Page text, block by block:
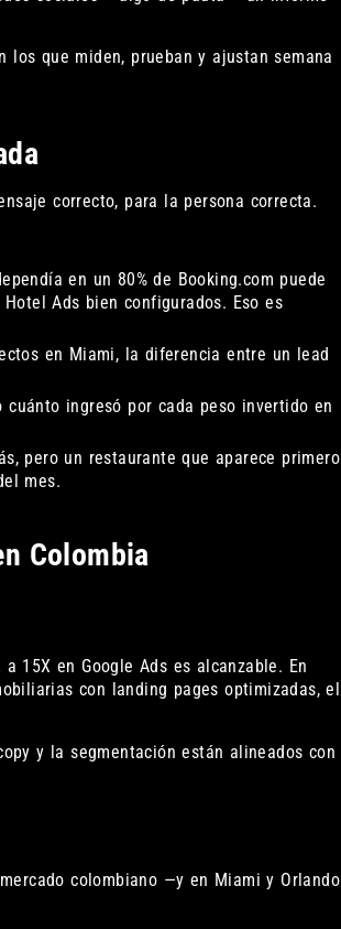
los que miden, prueban y ajustan semana
correcto, para la persona correcta.
en un 80% de Booking.com puede
Ads bien configurados. Eso es
en Miami, la diferencia entre un lead
cuánto ingresó por cada peso invertido en
pero un restaurante que aparece primero
mes.
Colombia
15X en Google Ads es alcanzable. En
con landing pages optimizadas, el
y la segmentación están alineados con
colombiano —y en Miami y Orlando